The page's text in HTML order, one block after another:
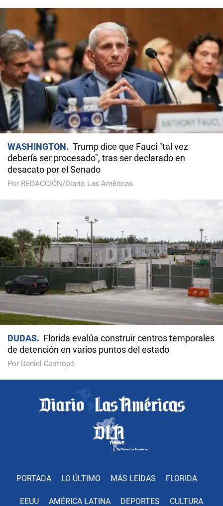
WASHINGTON
Trump dice que Fauci "tal vez
debería ser procesado", tras ser declarado en
desacato por el Senado
Por REDACCIÓN/Diario Las Américas
DUDAS
Florida evalúa construir centros temporales
de detención en varios puntos del estado
Por Daniel Castropé
PORTADA LO ÚLTIMO MÁS LEÍDAS FLORIDA
EEUU AMÉRICA LATINA DEPORTES CULTURA